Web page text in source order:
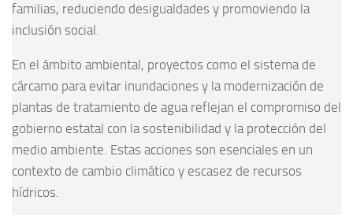
familias, reduciendo desigualdades y promoviendo la
inclusión social.
En el ámbito ambiental, proyectos como el sistema de
cárcamo para evitar inundaciones y la modernización de
plantas de tratamiento de agua reflejan el compromiso del
gobierno estatal con la sostenibilidad y la protección del
medio ambiente. Estas acciones son esenciales en un
contexto de cambio climático y escasez de recursos
hídricos.